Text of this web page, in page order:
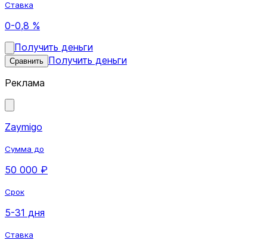
Ставка
0-0,8 %
Получить деньги
Сравнить Получить деньги
Реклама
Zaymigo
Сумма до
50 000 ₽
Срок
5-31 дня
Ставка